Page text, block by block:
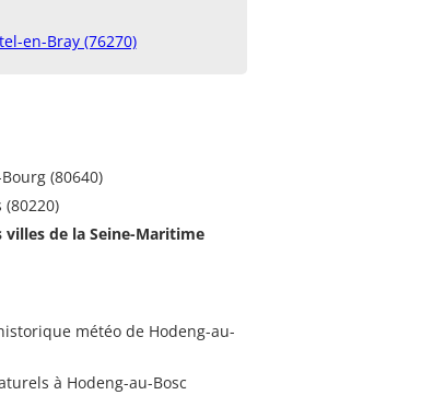
en-Bray (76270)
(80640)
(80220)
villes de la Seine-Maritime
météo de Hodeng-au-
à Hodeng-au-Bosc